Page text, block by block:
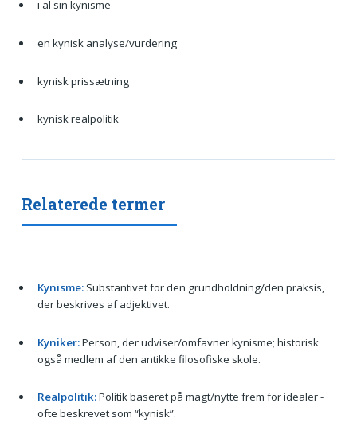
i al sin kynisme
en kynisk analyse/vurdering
kynisk prissætning
kynisk realpolitik
Relaterede termer
Kynisme:Substantivet for den grundholdning/den praksis,
der beskrives af adjektivet.
Kyniker:Person, der udviser/omfavner kynisme; historisk
også medlem af den antikke filosofiske skole.
Realpolitik:Politik baseret på magt/nytte frem for idealer -
ofte beskrevet som “kynisk”.